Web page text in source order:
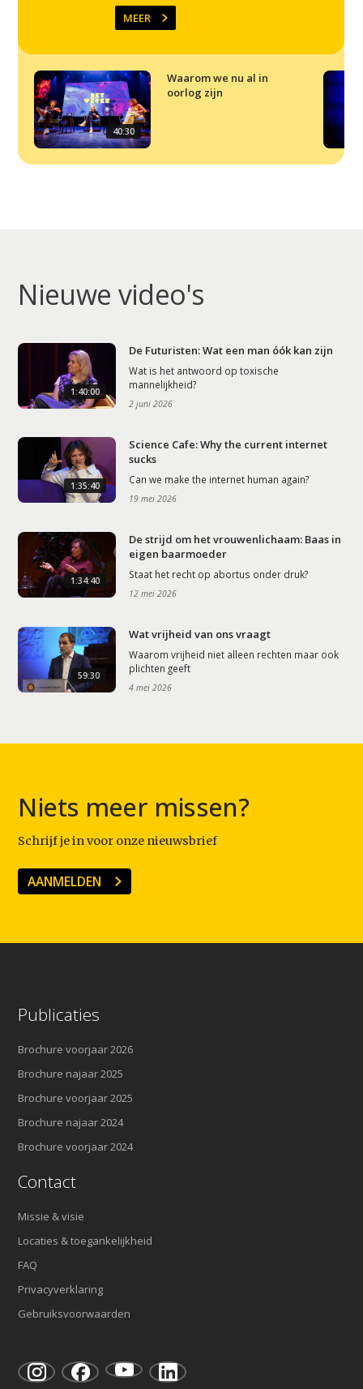
Artikelen
Contact
MEER
40:30
Waarom we nu al in
oorlog zijn
Nieuwe video's
1:40:00
De Futuristen: Wat een man óók kan zijn
Wat is het antwoord op toxische
mannelijkheid?
2 juni 2026
1:35:40
Science Cafe: Why the current internet
sucks
Can we make the internet human again?
19 mei 2026
1:34:40
De strijd om het vrouwenlichaam: Baas in
eigen baarmoeder
Staat het recht op abortus onder druk?
12 mei 2026
59:30
Wat vrijheid van ons vraagt
Waarom vrijheid niet alleen rechten maar ook
plichten geeft
4 mei 2026
Niets meer missen?
Schrijf je in voor onze nieuwsbrief
AANMELDEN
Publicaties
Brochure voorjaar 2026
Brochure najaar 2025
Brochure voorjaar 2025
Brochure najaar 2024
Brochure voorjaar 2024
Contact
Missie & visie
Locaties & toegankelijkheid
FAQ
Privacyverklaring
Gebruiksvoorwaarden